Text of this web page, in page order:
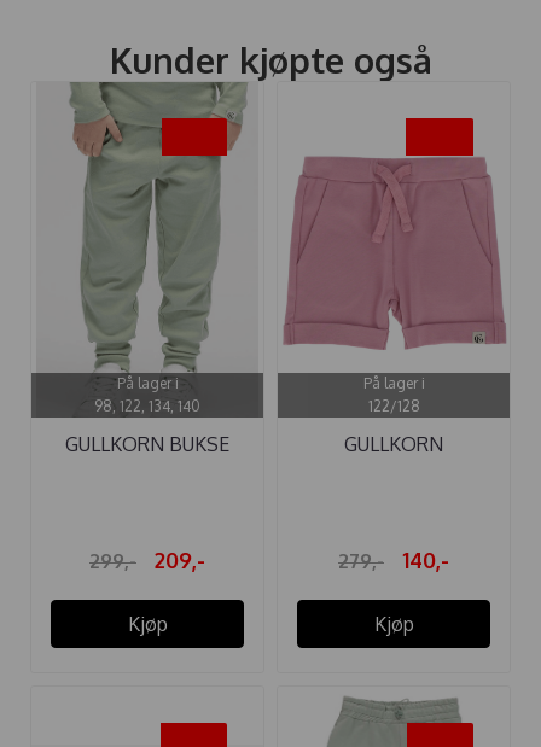
Kunder kjøpte også
På lager i
98, 122, 134, 140
GULLKORN BUKSE
299,- 209,-
Kjøp
På lager i
122/128
GULLKORN
279,- 140,-
Kjøp